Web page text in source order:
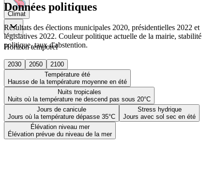
Climat
Horizon temporel
2030 2050
2100
Température été
Hausse de la température moyenne en été
Nuits tropicales
Nuits où la température ne descend pas sous 20°C
Jours de canicule
Jours où la température dépasse 35°C
Stress hydrique
Jours avec sol sec en été
Élévation niveau mer
Élévation prévue du niveau de la mer
Données politiques
Résultats des élections municipales 2020, présidentielles 2022 et
législatives 2022. Couleur politique actuelle de la mairie, stabilité
politique, taux d'abstention.